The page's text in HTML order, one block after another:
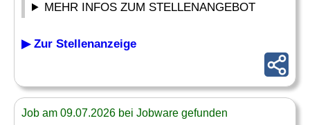
MEHR INFOS ZUM STELLENANGEBOT
▶ Zur Stellenanzeige
Job am 09.07.2026 bei Jobware gefunden